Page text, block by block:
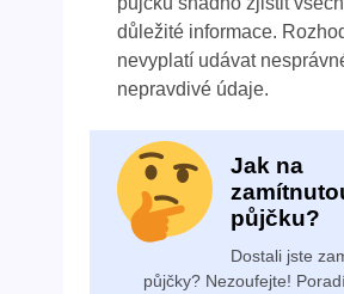
důležité informace.
nevyplatí udávat
nepravdivé údaje.
Jak na
půjčku?
Dostali jste
půjčky? Nezoufejte!